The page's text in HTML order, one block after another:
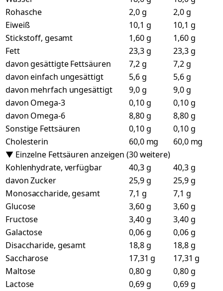
Rohasche
2,0 g
2,0 g
Eiweiß
10,1 g
10,1 g
Stickstoff, gesamt
1,60 g
1,60 g
Fett
23,3 g
23,3 g
davon gesättigte Fettsäuren
7,2 g
7,2 g
davon einfach ungesättigt
5,6 g
5,6 g
davon mehrfach ungesättigt
9,0 g
9,0 g
davon Omega-3
0,10 g
0,10 g
davon Omega-6
8,80 g
8,80 g
Sonstige Fettsäuren
0,10 g
0,10 g
Cholesterin
60,0 mg
60,0 mg
▼ Einzelne Fettsäuren anzeigen (30 weitere)
Kohlenhydrate, verfügbar
40,3 g
40,3 g
davon Zucker
25,9 g
25,9 g
Monosaccharide, gesamt
7,1 g
7,1 g
Glucose
3,60 g
3,60 g
Fructose
3,40 g
3,40 g
Galactose
0,06 g
0,06 g
Disaccharide, gesamt
18,8 g
18,8 g
Saccharose
17,31 g
17,31 g
Maltose
0,80 g
0,80 g
Lactose
0,69 g
0,69 g